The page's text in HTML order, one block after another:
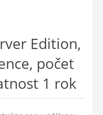
Edition,
počet
1 rok